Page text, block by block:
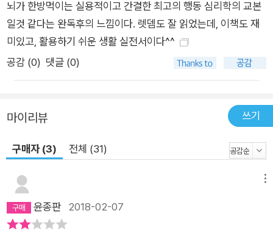
르는 관성적 사고를 방해함으로써 우리 뇌가 변명거리를 찾는 대
신 행동하는 데 집중하게 만든다. 저자는 또한 스스로를 밀어붙여
간단한 행동을 실행하면 자신감과 생산성이 높아지는 연쇄반응
이 일어난다고 말한다. 삶을 개선하는 소소한 행동을 시작하도록
스스로를 밀어붙일 때 추진력이 생긴다는 것이다. 5-4-3-2-1-시
큰일이 아니다. 아주 사소한 일이다. 그런데 망설이는 그 찰나의
시간 동안 우리는 사소한 일들을 행동에 옮기지 않겠다는 결정을
내린다. 두려움과 의구심은 빠른 속도로 머릿속에 자리 잡고, 말
단 한 번의 사소한 망설임조차 행동을 가로막도록 고안된 심리 체
계를 자극한다. 이 책을 읽는 당신은 자신을 쫓아다니며 괴롭혔던
두려움과 불안, 습관, 감정, 변명거리를 몇 년 동안이나 마주했을
뇌가 한방먹이는 실용적이고 간결한 최고의 행동 심리학의 교본
일것 같다는 완독후의 느낌이다. 렛뎀도 잘 읽었는데, 이책도 재
미있고, 활용하기 쉬운 생활 실전서이다^^
공감 (0) 댓글 (0)
마이리뷰 쓰기
구매자 (3) 전체 (31)
윤종판 2018-02-07